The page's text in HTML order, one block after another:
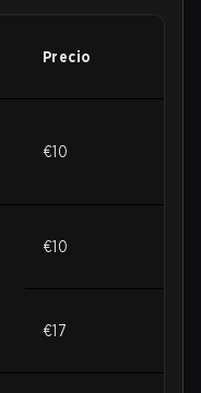
Precio
€10
€10
€17